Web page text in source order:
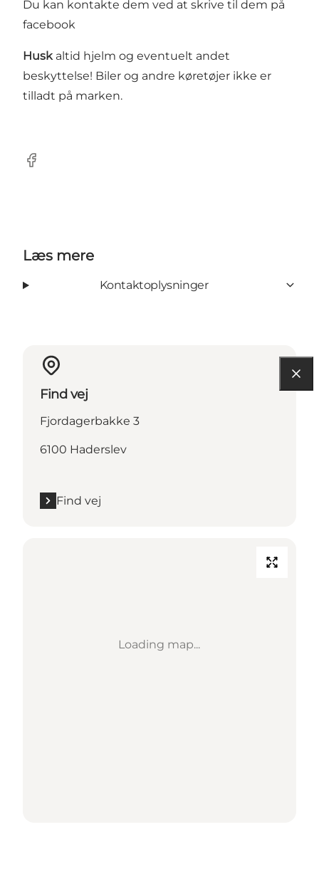
Du kan kontakte dem ved at skrive til dem på
facebook
Huskaltid hjelm og eventuelt andet
beskyttelse! Biler og andre køretøjer ikke er
tilladt på marken.
Facebook
Læs mere
Kontaktoplysninger
Find vej
Fjordagerbakke 3
6100 Haderslev
Find vej
Loading map...